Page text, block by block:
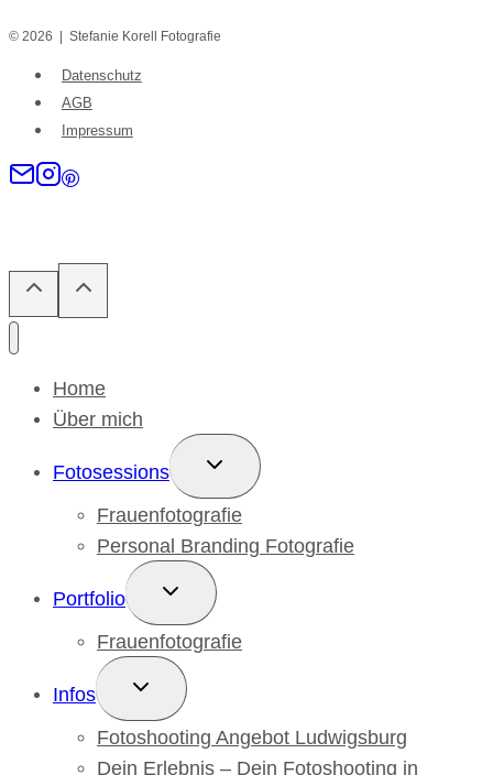
© 2026 | Stefanie Korell Fotografie
Datenschutz
AGB
Impressum
Home
Über mich
Fotosessions
Untermenü
umschalten
Frauenfotografie
Personal Branding Fotografie
Portfolio
Untermenü
umschalten
Frauenfotografie
Infos
Untermenü
umschalten
Fotoshooting Angebot Ludwigsburg
Dein Erlebnis – Dein Fotoshooting in